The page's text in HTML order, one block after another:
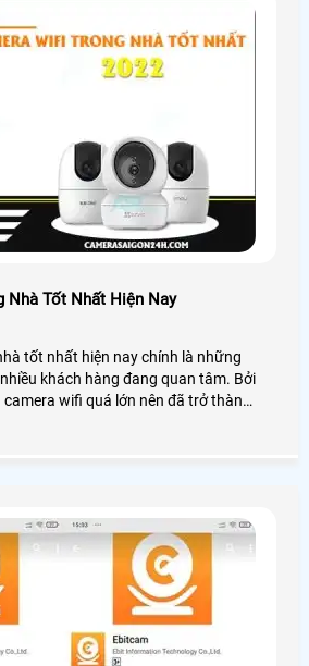
Nhà Tốt Nhất Hiện Nay
tốt nhất hiện nay chính là những
khách hàng đang quan tâm. Bởi
wifi quá lớn nên đã trở thành